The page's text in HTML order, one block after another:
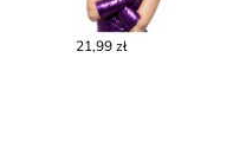
21,99 zł